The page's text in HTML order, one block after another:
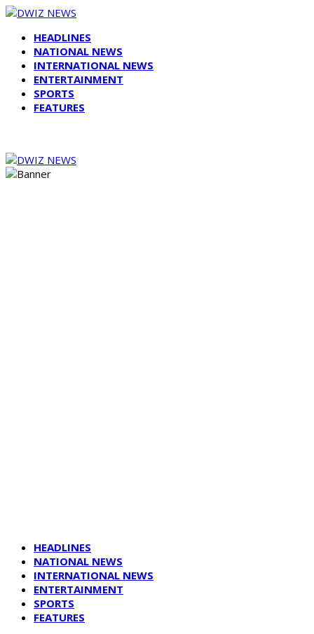
HEADLINES
NATIONAL NEWS
INTERNATIONAL NEWS
ENTERTAINMENT
SPORTS
FEATURES
HEADLINES
NATIONAL NEWS
INTERNATIONAL NEWS
ENTERTAINMENT
SPORTS
FEATURES